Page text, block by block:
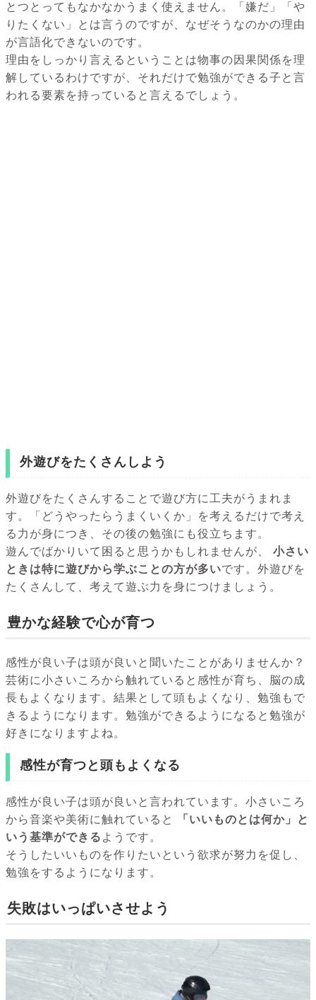
とつとってもなかなかうまく使えません。「嫌だ」「や
りたくない」とは言うのですが、なぜそうなのかの理由
が言語化できないのです。
理由をしっかり言えるということは物事の因果関係を理
解しているわけですが、それだけで勉強ができる子と言
われる要素を持っていると言えるでしょう。
外遊びをたくさんしよう
外遊びをたくさんすることで遊び方に工夫がうまれま
す。「どうやったらうまくいくか」を考えるだけで考え
る力が身につき、その後の勉強にも役立ちます。
遊んでばかりいて困ると思うかもしれませんが、
小さい
ときは特に遊びから学ぶことの方が多いです。外遊びを
たくさんして、考えて遊ぶ力を身につけましょう。
豊かな経験で心が育つ
感性が良い子は頭が良いと聞いたことがありませんか？
芸術に小さいころから触れていると感性が育ち、脳の成
長もよくなります。結果として頭もよくなり、勉強もで
きるようになります。勉強ができるようになると勉強が
好きになりますよね。
感性が育つと頭もよくなる
感性が良い子は頭が良いと言われています。小さいころ
から音楽や美術に触れていると
「いいものとは何か」と
いう基準ができる ようです。
そうしたいいものを作りたいという欲求が努力を促し、
勉強をするようになります。
失敗はいっぱいさせよう